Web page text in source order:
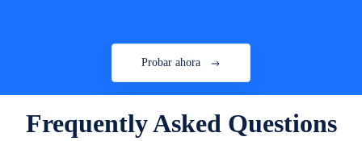
Probar ahora
Frequently Asked Questions